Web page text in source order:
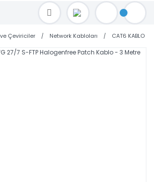
İÇİN satis@toptanbilgisayar.net MAİL ATINIZ.
AYNI GÜN KARGO İLE GÖNDERİYORUZ!
Çeviriciler Network Kabloları CAT6 KABLO